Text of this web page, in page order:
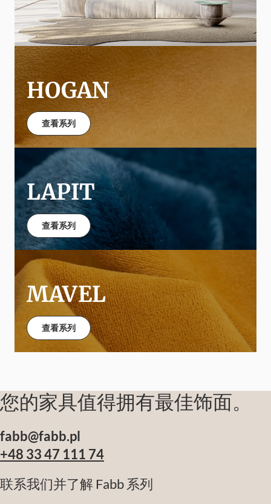
HOGAN
查看系列
LAPIT
查看系列
MAVEL
查看系列
您的家具值得拥有最佳饰面。
fabb@fabb.pl
+48 33 47 111 74
联系我们并了解 Fabb 系列